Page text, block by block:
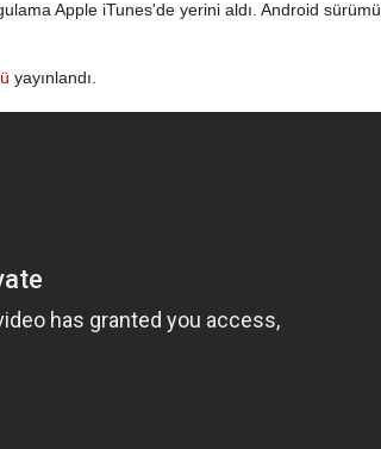
Apple iTunes'de yerini aldı. Android sürümü
yayınlandı.